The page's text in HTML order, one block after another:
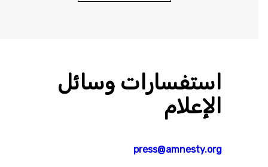
استفسارات وسائل
الإعلام
press@amnesty.org